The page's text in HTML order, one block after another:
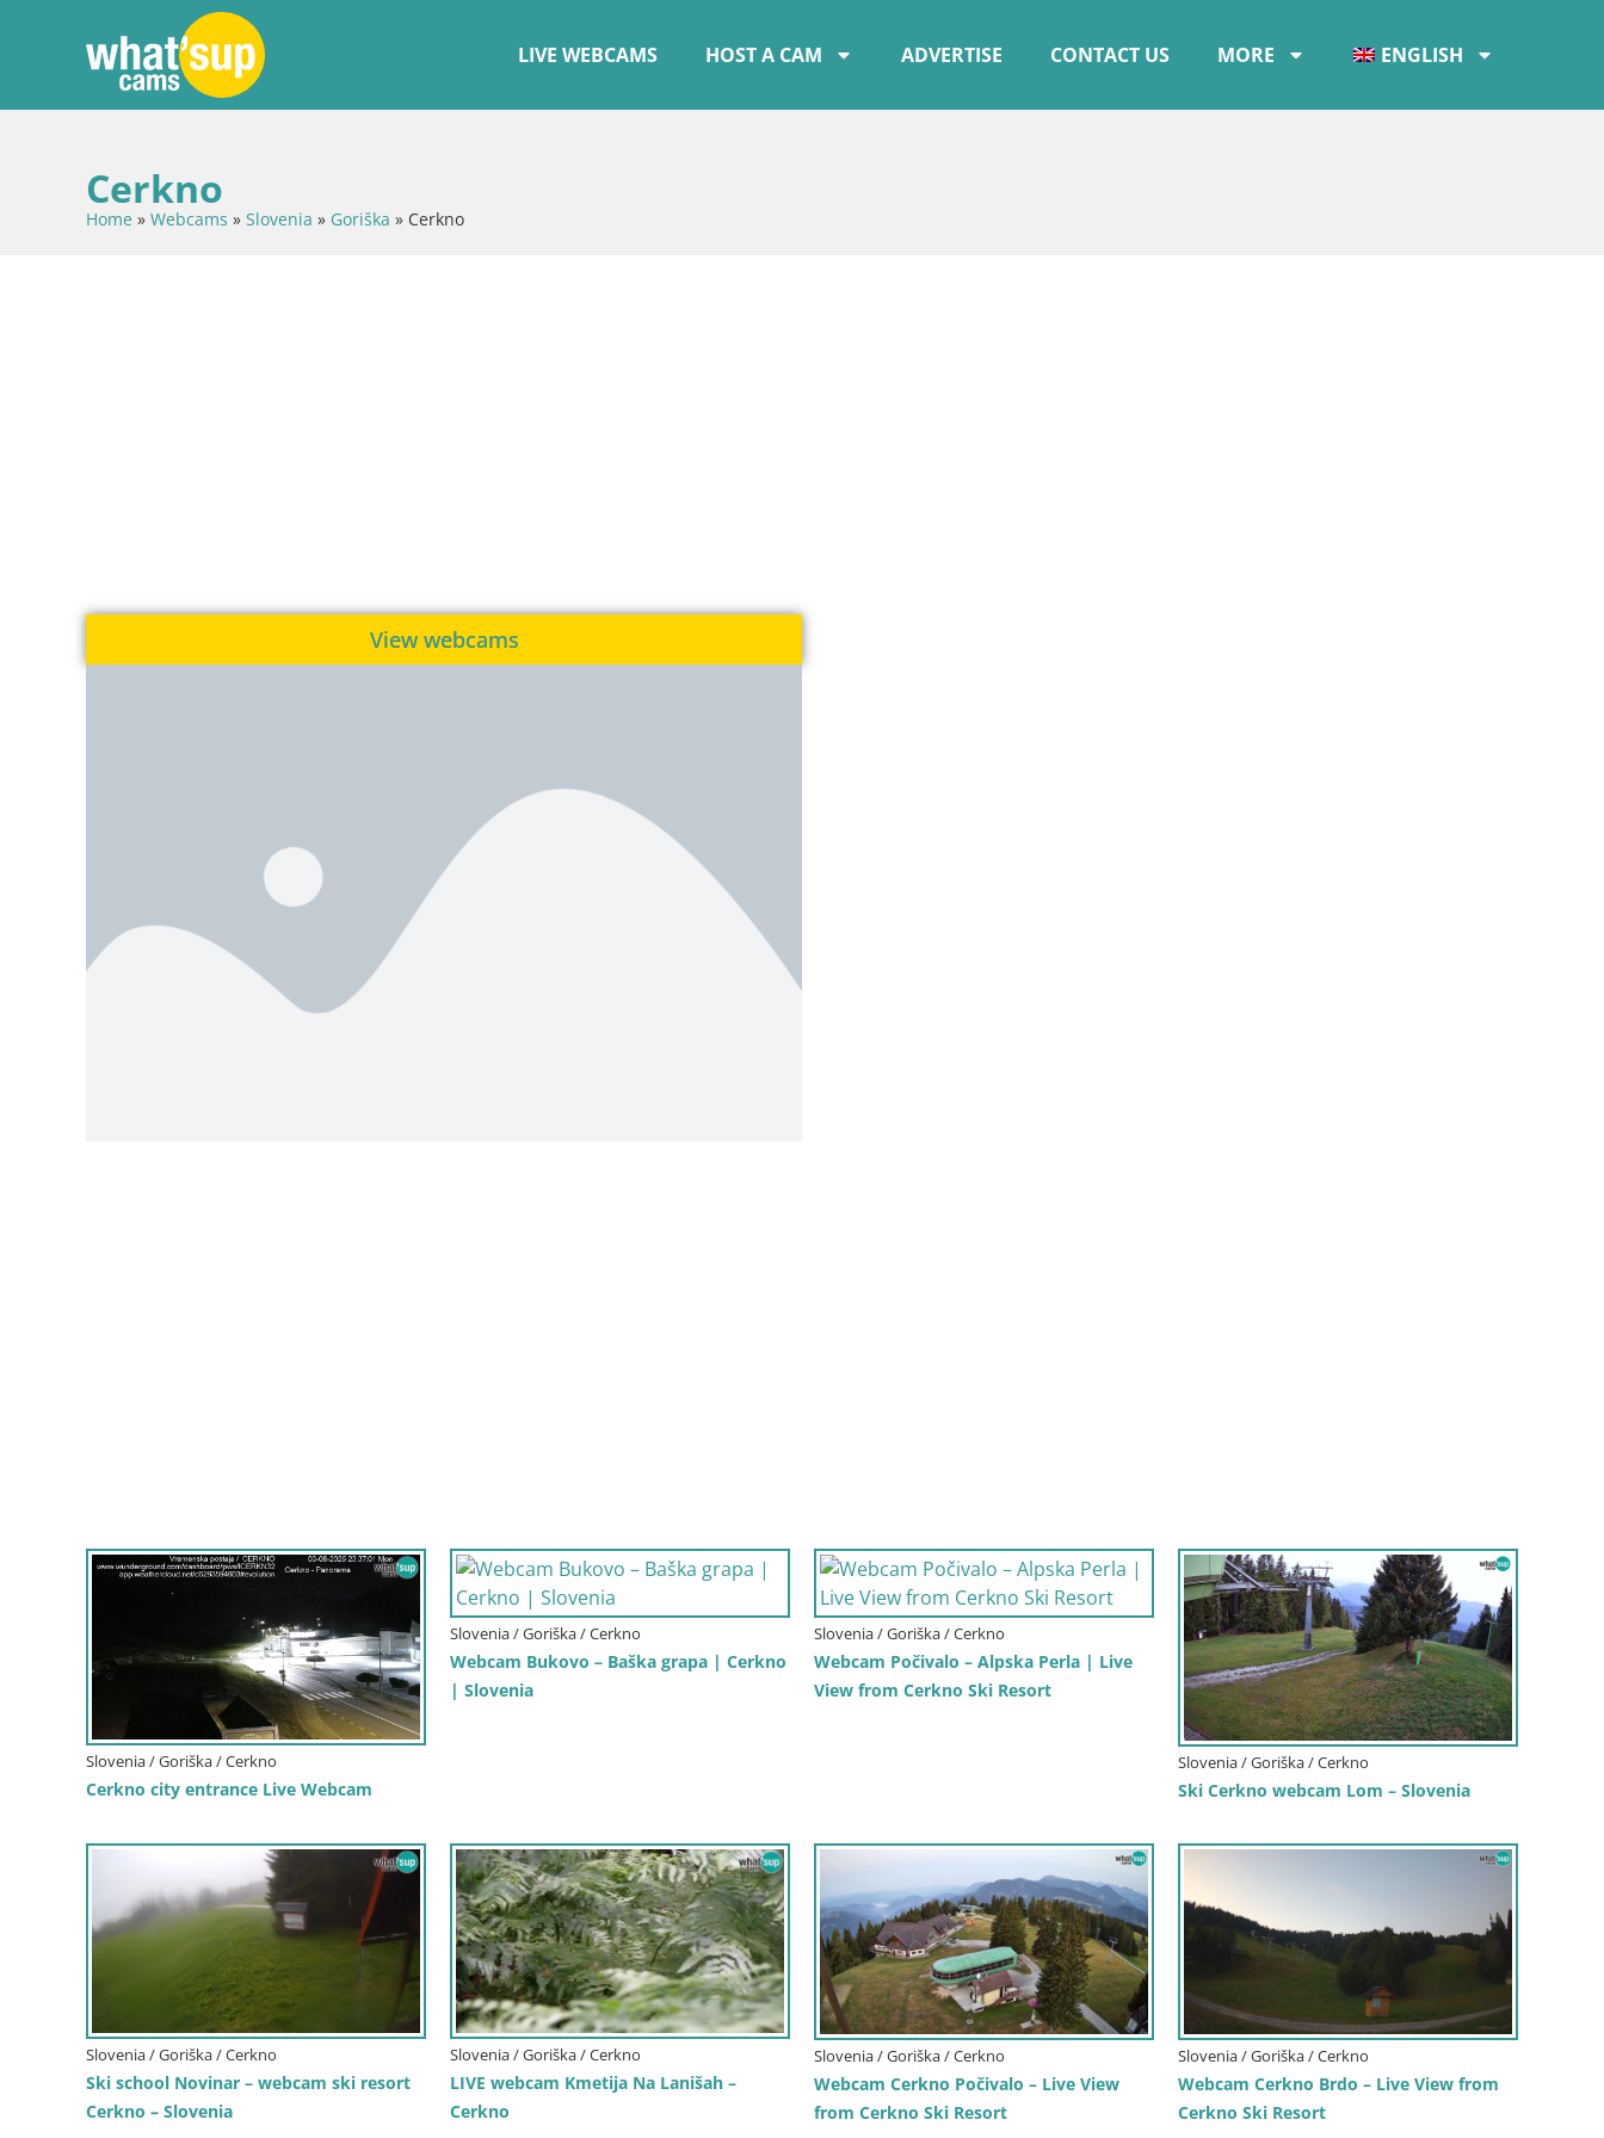
LIVE WEBCAMS HOST A CAM ADVERTISE CONTACT US MORE ENGLISH
Cerkno
Home » Webcams » Slovenia » Goriška » Cerkno
View webcams
Slovenia / Goriška / Cerkno
Cerkno city entrance Live Webcam
Slovenia / Goriška / Cerkno
Webcam Bukovo – Baška grapa | Cerkno
| Slovenia
Slovenia / Goriška / Cerkno
Webcam Počivalo – Alpska Perla | Live
View from Cerkno Ski Resort
Slovenia / Goriška / Cerkno
Ski Cerkno webcam Lom – Slovenia
Slovenia / Goriška / Cerkno
Ski school Novinar – webcam ski resort
Cerkno – Slovenia
Slovenia / Goriška / Cerkno
LIVE webcam Kmetija Na Lanišah –
Cerkno
Slovenia / Goriška / Cerkno
Webcam Cerkno Počivalo – Live View
from Cerkno Ski Resort
Slovenia / Goriška / Cerkno
Webcam Cerkno Brdo – Live View from
Cerkno Ski Resort